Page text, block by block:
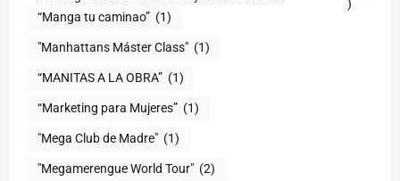
)
“Manga tu caminao” (1)
"Manhattans Máster Class" (1)
“MANITAS A LA OBRA” (1)
“Marketing para Mujeres” (1)
"Mega Club de Madre" (1)
"Megamerengue World Tour" (2)